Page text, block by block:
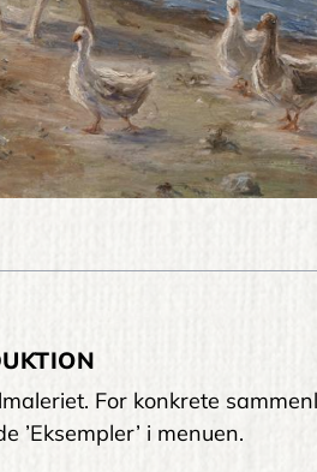
For konkrete
’Eksempler’ i menuen.